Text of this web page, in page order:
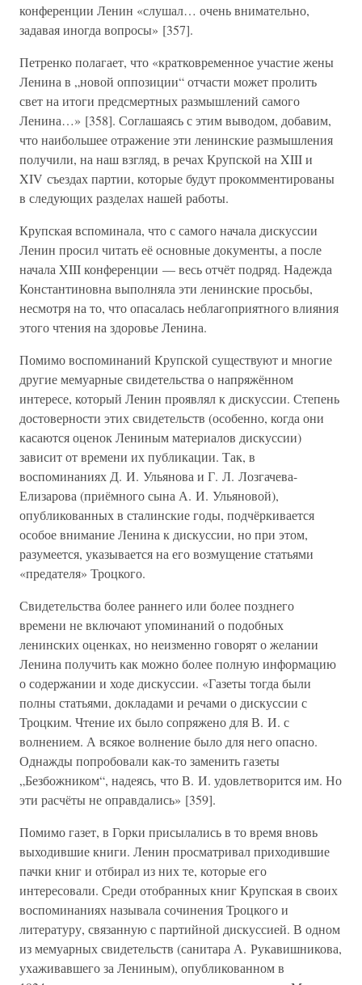
конференции Ленин «слушал… очень внимательно,
задавая иногда вопросы» [357].
Петренко полагает, что «кратковременное участие жены
Ленина в „новой оппозиции“ отчасти может пролить
свет на итоги предсмертных размышлений самого
Ленина…» [358]. Соглашаясь с этим выводом, добавим,
что наибольшее отражение эти ленинские размышления
получили, на наш взгляд, в речах Крупской на XIII и
XIV съездах партии, которые будут прокомментированы
в следующих разделах нашей работы.
Крупская вспоминала, что с самого начала дискуссии
Ленин просил читать её основные документы, а после
начала XIII конференции — весь отчёт подряд. Надежда
Константиновна выполняла эти ленинские просьбы,
несмотря на то, что опасалась неблагоприятного влияния
этого чтения на здоровье Ленина.
Помимо воспоминаний Крупской существуют и многие
другие мемуарные свидетельства о напряжённом
интересе, который Ленин проявлял к дискуссии. Степень
достоверности этих свидетельств (особенно, когда они
касаются оценок Лениным материалов дискуссии)
зависит от времени их публикации. Так, в
воспоминаниях Д. И. Ульянова и Г. Л. Лозгачева-
Елизарова (приёмного сына А. И. Ульяновой),
опубликованных в сталинские годы, подчёркивается
особое внимание Ленина к дискуссии, но при этом,
разумеется, указывается на его возмущение статьями
«предателя» Троцкого.
Свидетельства более раннего или более позднего
времени не включают упоминаний о подобных
ленинских оценках, но неизменно говорят о желании
Ленина получить как можно более полную информацию
о содержании и ходе дискуссии. «Газеты тогда были
полны статьями, докладами и речами о дискуссии с
Троцким. Чтение их было сопряжено для В. И. с
волнением. А всякое волнение было для него опасно.
Однажды попробовали как-то заменить газеты
„Безбожником“, надеясь, что В. И. удовлетворится им. Но
эти расчёты не оправдались» [359].
Помимо газет, в Горки присылались в то время вновь
выходившие книги. Ленин просматривал приходившие
пачки книг и отбирал из них те, которые его
интересовали. Среди отобранных книг Крупская в своих
воспоминаниях называла сочинения Троцкого и
литературу, связанную с партийной дискуссией. В одном
из мемуарных свидетельств (санитара А. Рукавишникова,
ухаживавшего за Лениным), опубликованном в